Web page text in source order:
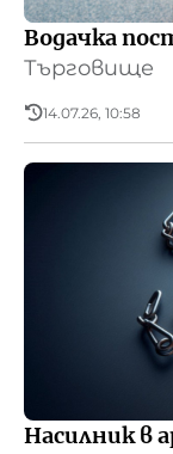
Водачка
Търговище
14.07.26, 10:58
Насилник в